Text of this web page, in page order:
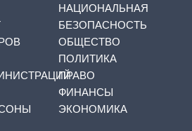
НАЦИОНАЛЬНАЯ
БЕЗОПАСНОСТЬ
ОБЩЕСТВО
ПОЛИТИКА
ПРАВО
ФИНАНСЫ
ЭКОНОМИКА